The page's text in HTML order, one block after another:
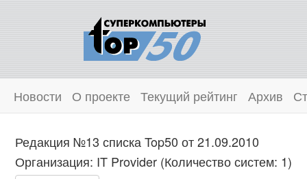
Новости О проекте Текущий рейтинг Архив
Редакция №13 списка Top50 от 21.09.2010
Организация: IT Provider (Количество систем: 1)